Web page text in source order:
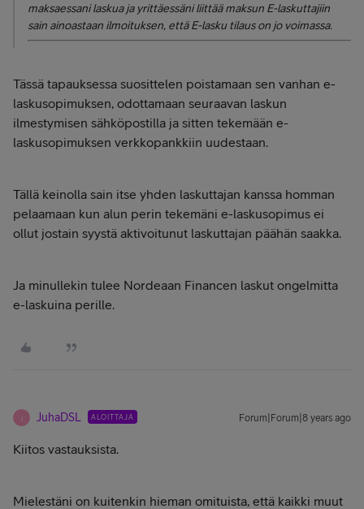
maksaessani laskua ja yrittäessäni liittää maksun E-laskuttajiin
sain ainoastaan ilmoituksen, että E-lasku tilaus on jo voimassa.
Tässä tapauksessa suosittelen poistamaan sen vanhan e-
laskusopimuksen, odottamaan seuraavan laskun
ilmestymisen sähköpostilla ja sitten tekemään e-
laskusopimuksen verkkopankkiin uudestaan.
Tällä keinolla sain itse yhden laskuttajan kanssa homman
pelaamaan kun alun perin tekemäni e-laskusopimus ei
ollut jostain syystä aktivoitunut laskuttajan päähän saakka.
Ja minullekin tulee Nordeaan Financen laskut ongelmitta
e-laskuina perille.
J JuhaDSL ALOITTAJA Forum|Forum|8 years ago
Kiitos vastauksista.
Mielestäni on kuitenkin hieman omituista, että kaikki muut